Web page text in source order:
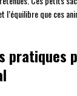
l’équilibre que ces
pratiques